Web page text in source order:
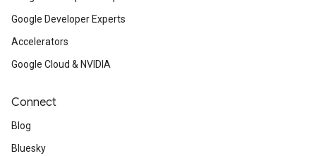
Google Developer Experts
Accelerators
Google Cloud & NVIDIA
Connect
Blog
Bluesky